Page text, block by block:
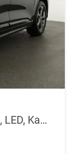
ST-Line 1.5 EcoBoost ST-Line, Navi, LED, Kamera, Winter, FS beheizbar